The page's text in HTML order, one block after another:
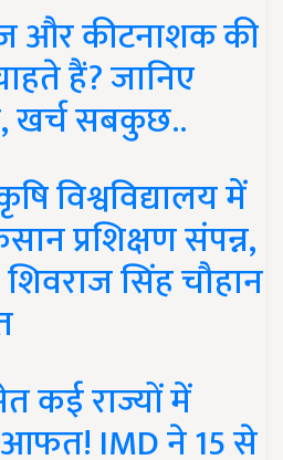
और कीटनाशक की
हैं? जानिए
खर्च सबकुछ..
विश्वविद्यालय में
प्रशिक्षण संपन्न,
शिवराज सिंह चौहान
कई राज्यों में
आफत! IMD ने 15 से